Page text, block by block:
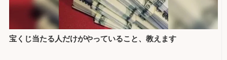
宝くじ当たる人だけがやっていること、教えます